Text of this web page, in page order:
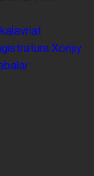
Xorijiy